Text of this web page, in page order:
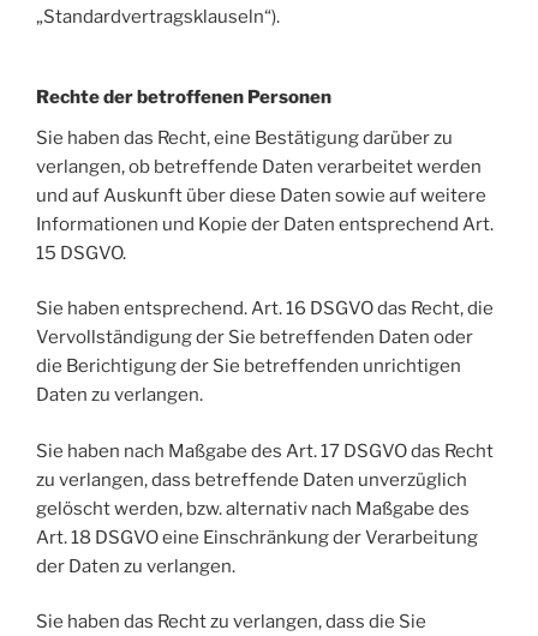
„Standardvertragsklauseln“).
Rechte der betroffenen Personen
Sie haben das Recht, eine Bestätigung darüber zu
verlangen, ob betreffende Daten verarbeitet werden
und auf Auskunft über diese Daten sowie auf weitere
Informationen und Kopie der Daten entsprechend Art.
15 DSGVO.
Sie haben entsprechend. Art. 16 DSGVO das Recht, die
Vervollständigung der Sie betreffenden Daten oder
die Berichtigung der Sie betreffenden unrichtigen
Daten zu verlangen.
Sie haben nach Maßgabe des Art. 17 DSGVO das Recht
zu verlangen, dass betreffende Daten unverzüglich
gelöscht werden, bzw. alternativ nach Maßgabe des
Art. 18 DSGVO eine Einschränkung der Verarbeitung
der Daten zu verlangen.
Sie haben das Recht zu verlangen, dass die Sie